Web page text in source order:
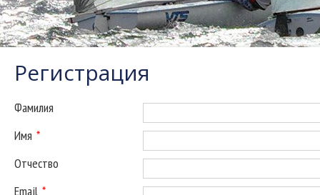
Регистрация
Фамилия
Имя *
Отчество
Email *